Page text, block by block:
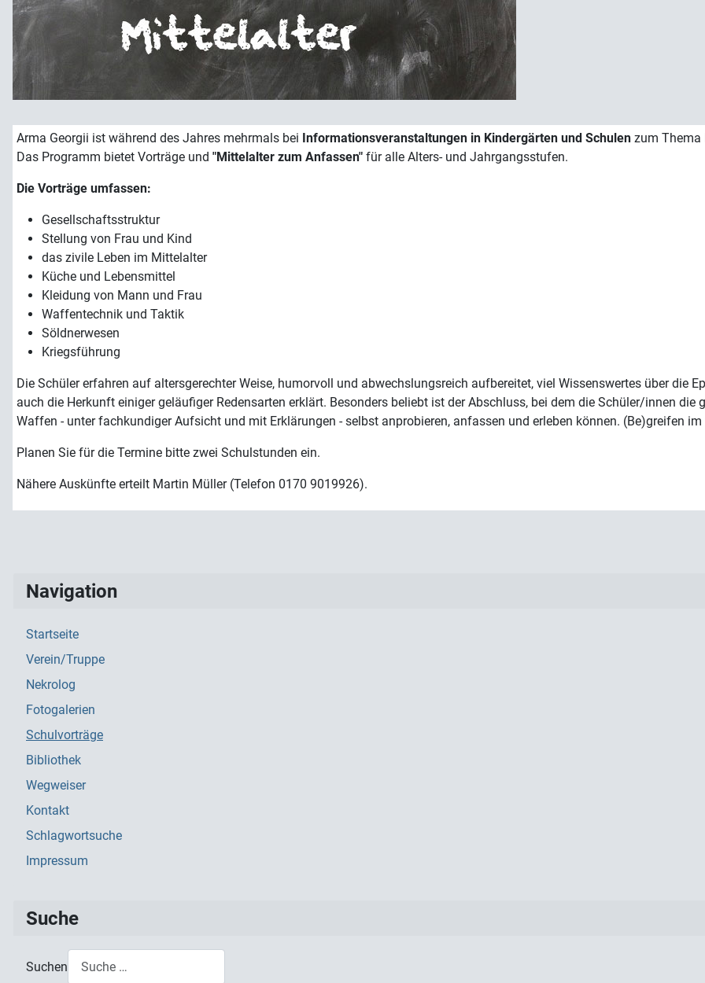
Arma Georgii ist während des Jahres mehrmals bei Informationsveranstaltungen in Kindergärten und Schulen zum Thema
Das Programm bietet Vorträge und "Mittelalter zum Anfassen" für alle Alters- und Jahrgangsstufen.
Die Vorträge umfassen:
Gesellschaftsstruktur
Stellung von Frau und Kind
das zivile Leben im Mittelalter
Küche und Lebensmittel
Kleidung von Mann und Frau
Waffentechnik und Taktik
Söldnerwesen
Kriegsführung
Die Schüler erfahren auf altersgerechter Weise, humorvoll und abwechslungsreich aufbereitet, viel Wissenswertes über die
auch die Herkunft einiger geläufiger Redensarten erklärt. Besonders beliebt ist der Abschluss, bei dem die Schüler/innen die
Waffen - unter fachkundiger Aufsicht und mit Erklärungen - selbst anprobieren, anfassen und erleben können. (Be)greifen
Planen Sie für die Termine bitte zwei Schulstunden ein.
Nähere Auskünfte erteilt Martin Müller (Telefon 0170 9019926).
Navigation
Startseite
Verein/Truppe
Nekrolog
Fotogalerien
Schulvorträge
Bibliothek
Wegweiser
Kontakt
Schlagwortsuche
Impressum
Suche
Suchen